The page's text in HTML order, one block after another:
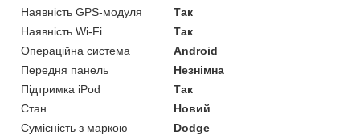
Наявність GPS-модуля
Так
Наявність Wi-Fi
Так
Операційна система
Android
Передня панель
Незнімна
Підтримка iPod
Так
Стан
Новий
Сумісність з маркою
Dodge